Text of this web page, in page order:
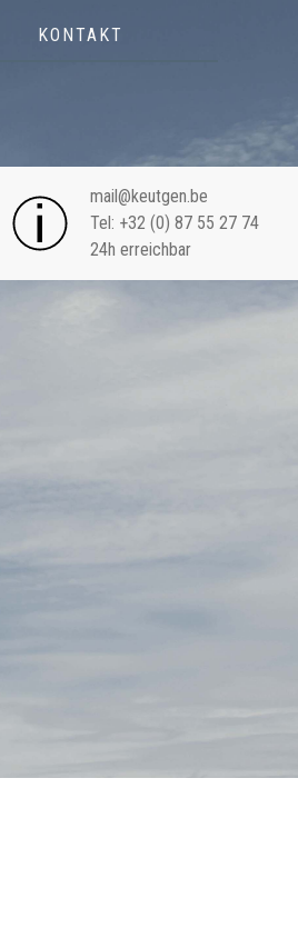
mail@keutgen.be
Tel: +32 (0) 87 55 27 74
24h erreichbar
KONTAKT